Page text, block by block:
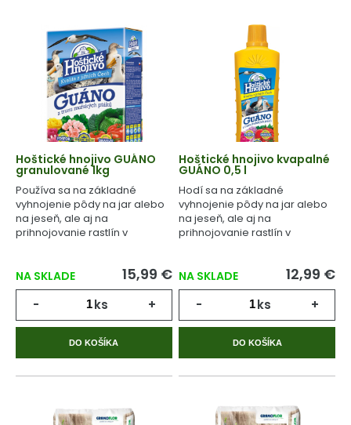
Hoštické hnojivo GUÁNO
granulované 1kg
Používa sa na základné
vyhnojenie pôdy na jar alebo
na jeseň, ale aj na
prihnojovanie rastlín v
NA SKLADE 15,99 €
- ks +
DO KOŠÍKA
Hoštické hnojivo kvapalné
GUÁNO 0,5 l
Hodí sa na základné
vyhnojenie pôdy na jar alebo
na jeseň, ale aj na
prihnojovanie rastlín v
NA SKLADE 12,99 €
- ks +
DO KOŠÍKA